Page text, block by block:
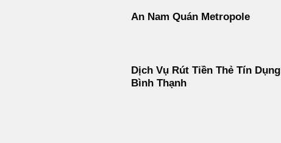
An Nam Quán Metropole
Dịch Vụ Rút Tiền Thẻ Tín Dụng
Bình Thạnh